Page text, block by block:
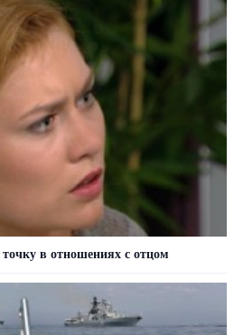
в отношениях с отцом